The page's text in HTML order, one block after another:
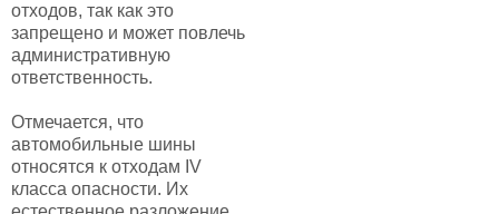
отходов, так как это
запрещено и может повлечь
административную
ответственность.
Отмечается, что
автомобильные шины
относятся к отходам IV
класса опасности. Их